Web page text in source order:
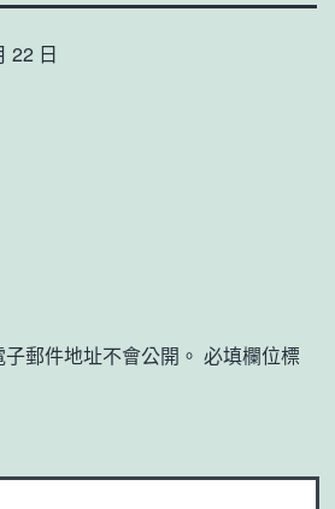
22 日
郵件地址不會公開。 必填欄位標